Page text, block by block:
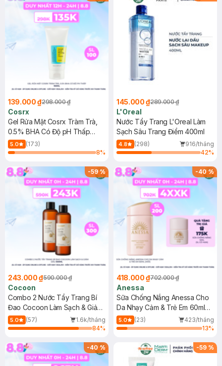
139.000 ₫298.000 ₫
Cosrx
Gel Rửa Mặt Cosrx Tràm Trà,
0.5% BHA Có Độ pH Thấp
150ml
5.0
(173)
8%
145.000 ₫289.000 ₫
L'Oreal
Nước Tẩy Trang L'Oreal Làm
Sạch Sâu Trang Điểm 400ml
4.8 (298)
916/tháng
42%
-59%
243.000 ₫590.000 ₫
Cocoon
Combo 2 Nước Tẩy Trang Bí
Đao Cocoon Làm Sạch & Giảm
Dầu 500ml
5.0 (57)
1.6k/tháng
84%
-40%
418.000 ₫702.000 ₫
Anessa
Sữa Chống Nắng Anessa Cho
Da Nhạy Cảm & Trẻ Em 60ml
(Mới)
5.0 (23)
423/tháng
13%
-40% -59 %